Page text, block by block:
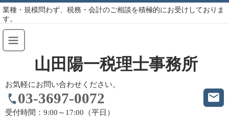
業種・規模問わず、税務・会計のご相談を積極的にお受けしておりま
す。
山田陽一税理士事務所
お気軽にお問い合わせください。
03-3697-0072
受付時間： 9:00～17:00（平日）